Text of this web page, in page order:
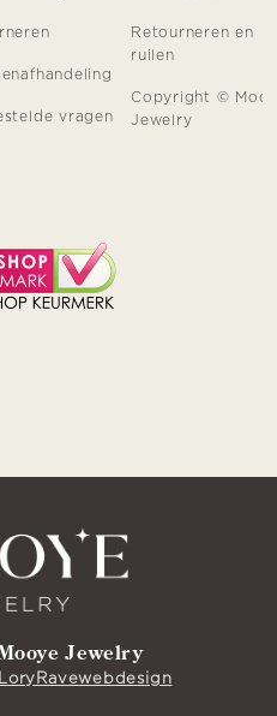
vragen
Retourneren en
ruilen
Copyright ©
Jewelry
Jewelry
LoryRavewebdesign